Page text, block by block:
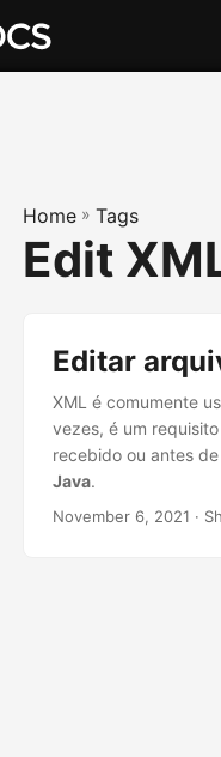
Home » Tags
Edit
Editar
XML é comumente
vezes, é um
recebido ou antes
Java.
November 6, 2021 ·